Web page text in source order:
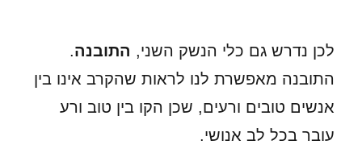
לכן נדרש גם כלי הנשק השני, התובנה.
התובנה מאפשרת לנו לראות שהקרב אינו בין
אנשים טובים ורעים, שכן הקו בין טוב ורע
עובר בכל לב אנושי.